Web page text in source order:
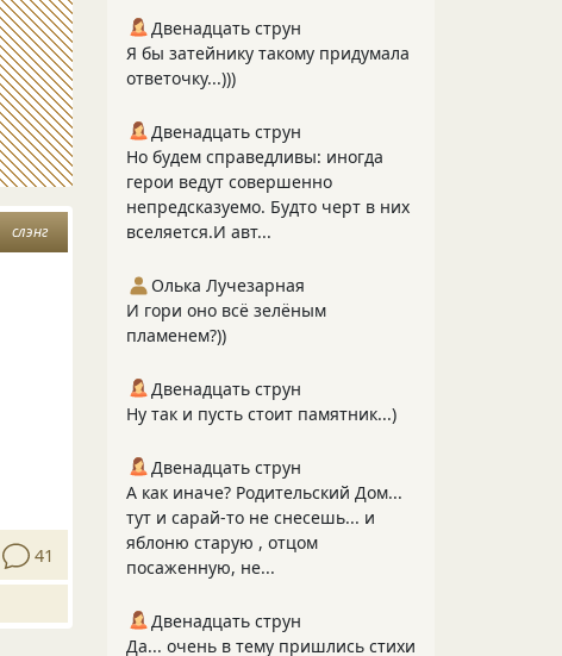
слэнг
41
Двенадцать струн
Я бы затейнику такому придумала
ответочку...)))
Двенадцать струн
Но будем справедливы: иногда
герои ведут совершенно
непредсказуемо. Будто черт в них
вселяется.И авт...
Олька Лучезарная
И гори оно всё зелёным
пламенем?))
Двенадцать струн
Ну так и пусть стоит памятник...)
Двенадцать струн
А как иначе? Родительский Дом...
тут и сарай-то не снесешь... и
яблоню старую , отцом
посаженную, не...
Двенадцать струн
Да... очень в тему пришлись стихи